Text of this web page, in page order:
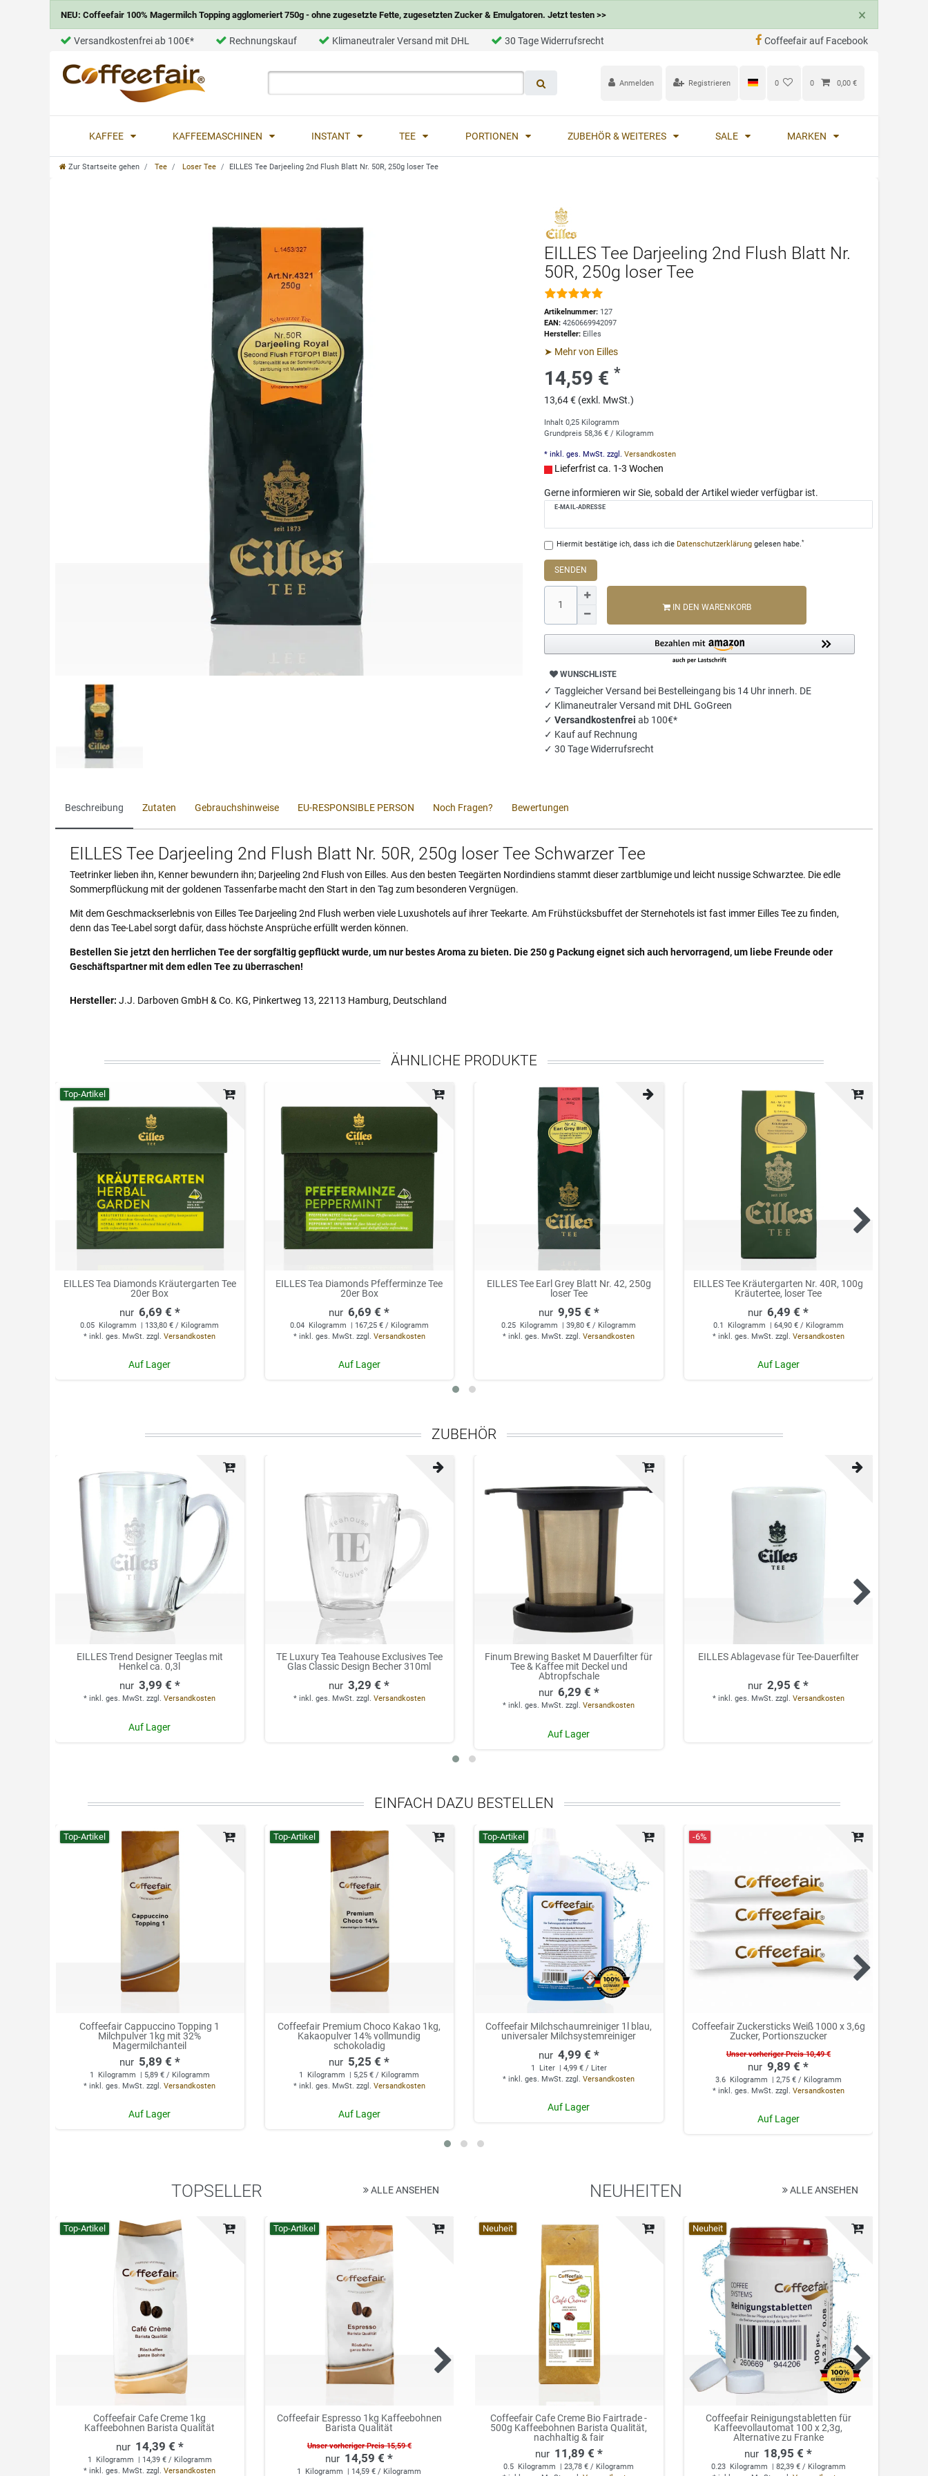
NEU: Coffeefair 100% Magermilch Topping agglomeriert 750g - ohne zugesetzte Fette, zugesetzten Zucker & Emulgatoren. Jetzt testen >> ×
Versandkostenfrei ab 100€* Rechnungskauf Klimaneutraler Versand mit DHL 30 Tage Widerrufsrecht Coffeefair auf Facebook
Anmelden Registrieren 0 0 0,00 €
KAFFEE KAFFEEMASCHINEN INSTANT TEE PORTIONEN ZUBEHÖR & WEITERES SALE MARKEN
Zur Startseite gehen Tee Loser Tee EILLES Tee Darjeeling 2nd Flush Blatt Nr. 50R, 250g loser Tee
EILLES Tee Darjeeling 2nd Flush Blatt Nr.
50R, 250g loser Tee
Artikelnummer: 127
EAN:4260669942097
Hersteller: Eilles
➤ Mehr von Eilles
14,59 €*
13,64 € (exkl. MwSt.)
Inhalt0,25 Kilogramm
Grundpreis 58,36 € / Kilogramm
* inkl. ges. MwSt. zzgl. Versandkosten
Lieferfrist ca. 1-3 Wochen
Gerne informieren wir Sie, sobald der Artikel wieder verfügbar ist.
E-MAIL-ADRESSE
Hiermit bestätige ich, dass ich die Daten­schutz­erklärunggelesen habe.*
SENDEN
IN DEN WARENKORB
WUNSCHLISTE
✓ Taggleicher Versand bei Bestelleingang bis 14 Uhr innerh. DE
✓ Klimaneutraler Versand mit DHL GoGreen
✓Versandkostenfreiab 100€*
✓ Kauf auf Rechnung
✓ 30 Tage Widerrufsrecht
Beschreibung Zutaten Gebrauchshinweise EU-RESPONSIBLE PERSON Noch Fragen? Bewertungen
EILLES Tee Darjeeling 2nd Flush Blatt Nr. 50R, 250g loser Tee Schwarzer Tee
Teetrinker lieben ihn, Kenner bewundern ihn; Darjeeling 2nd Flush von Eilles. Aus den besten Teegärten Nordindiens stammt dieser zartblumige und leicht nussige Schwarztee. Die edle
Sommerpflückung mit der goldenen Tassenfarbe macht den Start in den Tag zum besonderen Vergnügen.
Mit dem Geschmackserlebnis von Eilles Tee Darjeeling 2nd Flush werben viele Luxushotels auf ihrer Teekarte. Am Frühstücksbuffet der Sternehotels ist fast immer Eilles Tee zu finden,
denn das Tee-Label sorgt dafür, dass höchste Ansprüche erfüllt werden können.
Bestellen Sie jetzt den herrlichen Tee der sorgfältig gepflückt wurde, um nur bestes Aroma zu bieten. Die 250 g Packung eignet sich auch hervorragend, um liebe Freunde oder
Geschäftspartner mit dem edlen Tee zu überraschen!
Hersteller: J.J. Darboven GmbH & Co. KG, Pinkertweg 13, 22113 Hamburg, Deutschland
ÄHNLICHE PRODUKTE
Top-Artikel
EILLES Tea Diamonds Kräutergarten Tee
20er Box
6,69 € *
0.05 Kilogramm
| 133,80 € / Kilogramm
*inkl. ges. MwSt. zzgl.Versandkosten
Auf Lager
EILLES Tea Diamonds Pfefferminze Tee
20er Box
6,69 € *
0.04 Kilogramm
| 167,25 € / Kilogramm
* inkl. ges. MwSt. zzgl. Versandkosten
Auf Lager
EILLES Tee Earl Grey Blatt Nr. 42, 250g
loser Tee
9,95 € *
0.25 Kilogramm
| 39,80 € / Kilogramm
*inkl. ges. MwSt. zzgl.Versandkosten
EILLES Tee Kräutergarten Nr. 40R, 100g
Kräutertee, loser Tee
6,49 € *
0.1 Kilogramm
| 64,90 € / Kilogramm
* inkl. ges. MwSt. zzgl. Versandkosten
Auf Lager
ZUBEHÖR
EILLES Trend Designer Teeglas mit
Henkel ca. 0,3l
3,99 € *
*inkl. ges. MwSt. zzgl.Versandkosten
Auf Lager
TE Luxury Tea Teahouse Exclusives Tee
Glas Classic Design Becher 310ml
3,29 € *
* inkl. ges. MwSt. zzgl. Versandkosten
Finum Brewing Basket M Dauerfilter für
Tee & Kaffee mit Deckel und
Abtropfschale
6,29 € *
*inkl. ges. MwSt. zzgl.Versandkosten
Auf Lager
EILLES Ablagevase für Tee-Dauerfilter
2,95 € *
* inkl. ges. MwSt. zzgl. Versandkosten
EINFACH DAZU BESTELLEN
Top-Artikel
Coffeefair Cappuccino Topping 1
Milchpulver 1kg mit 32%
Magermilchanteil
5,89 € *
1 Kilogramm
| 5,89 € / Kilogramm
*inkl. ges. MwSt. zzgl.Versandkosten
Auf Lager
Top-Artikel
Coffeefair Premium Choco Kakao 1kg,
Kakaopulver 14% vollmundig
schokoladig
5,25 € *
1 Kilogramm
| 5,25 € / Kilogramm
* inkl. ges. MwSt. zzgl. Versandkosten
Auf Lager
Top-Artikel
Coffeefair Milchschaumreiniger 1l blau,
universaler Milchsystemreiniger
4,99 € *
1 Liter | 4,99 € / Liter
*inkl. ges. MwSt. zzgl.Versandkosten
Auf Lager
-6%
Coffeefair Zuckersticks Weiß 1000 x 3,6g
Zucker, Portionszucker
Unser vorheriger Preis 10,49 €
9,89 € *
3.6 Kilogramm
| 2,75 € / Kilogramm
* inkl. ges. MwSt. zzgl. Versandkosten
Auf Lager
TOPSELLER ALLE ANSEHEN
Top-Artikel
Coffeefair Cafe Creme 1kg
Kaffeebohnen Barista Qualität
14,39 € *
1 Kilogramm
| 14,39 € / Kilogramm
*inkl. ges. MwSt. zzgl.Versandkosten
Top-Artikel
Coffeefair Espresso 1kg Kaffeebohnen
Barista Qualität
Unser vorheriger Preis 15,59 €
14,59 € *
1 Kilogramm | 14,59 € / Kilogramm
Top-Artikel
Coffeefair Cappuccino Topping 1
Milchpulver 1kg mit 32%
Magermilchanteil
5,89 € *
1 Kilogramm
| 5,89 € / Kilogramm
Top-Artikel
Coffeefair Premium Choco Kakao 1kg,
Kakaopulver 14% vollmundig
schokoladig
5,25 € *
1 Kilogramm | 5,25 € / Kilogramm
NEUHEITEN ALLE ANSEHEN
Neuheit
Coffeefair Cafe Creme Bio Fairtrade -
500g Kaffeebohnen Barista Qualität,
nachhaltig & fair
11,89 € *
0.5 Kilogramm
| 23,78 € / Kilogramm
Neuheit
Coffeefair Reinigungstabletten für
Kaffeevollautomat 100 x 2,3g,
Alternative zu Franke
18,95 € *
0.23 Kilogramm
| 82,39 € / Kilogramm